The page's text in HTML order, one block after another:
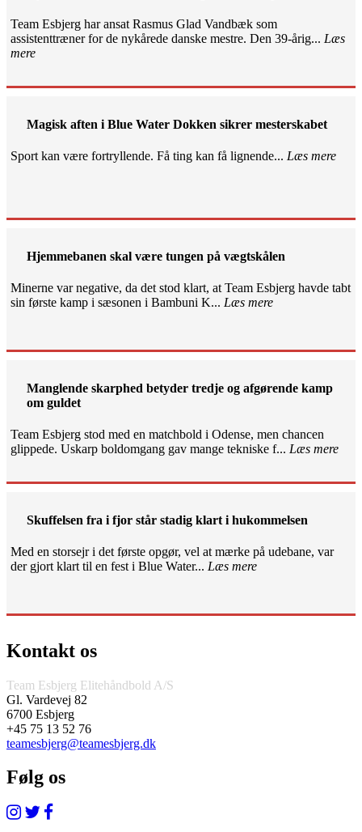
Team Esbjerg har ansat Rasmus Glad Vandbæk som
assistenttræner for de nykårede danske mestre. Den 39-årig... Læs
mere
Magisk aften i Blue Water Dokken sikrer mesterskabet
Sport kan være fortryllende. Få ting kan få lignende... Læs mere
Hjemmebanen skal være tungen på vægtskålen
Minerne var negative, da det stod klart, at Team Esbjerg havde tabt
sin første kamp i sæsonen i Bambuni K... Læs mere
Manglende skarphed betyder tredje og afgørende kamp
om guldet
Team Esbjerg stod med en matchbold i Odense, men chancen
glippede. Uskarp boldomgang gav mange tekniske f... Læs mere
Skuffelsen fra i fjor står stadig klart i hukommelsen
Med en storsejr i det første opgør, vel at mærke på udebane, var
der gjort klart til en fest i Blue Water... Læs mere
Kontakt os
Team Esbjerg Elitehåndbold A/S
Gl. Vardevej 82
6700 Esbjerg
+45 75 13 52 76
teamesbjerg@teamesbjerg.dk
Følg os